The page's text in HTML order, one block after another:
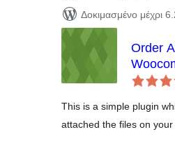
Δοκιμασμένο μέχρι
Order
This is a simple plugin
attached the files on your